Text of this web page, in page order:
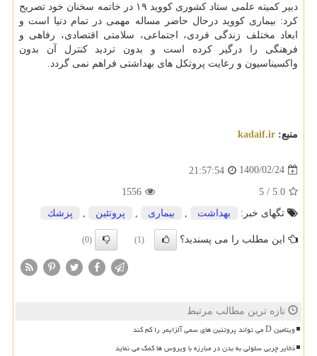
دبیر کمیته علمی ستاد کشوری کووید ۱۹ در خاتمه سخنان خود تصریح
کرد: بیماری کووید درحال حاضر مساله مهمی در تمام دنیا است و
ابعاد مختلف زندگی فردی، اجتماعی، سلامتی اقتصادی، رفاهی و
فرهنگی را درگیر کرده است و بدون تردید کنترل آن بدون
واکسیناسیون و رعایت پروتکل های بهداشتی فراهم نمی گردد.
منبع: kadaif.ir
1400/02/24
21:57:54
5.0
/
5
1556
تگهای خبر:
بهداشت بیماری پروتئین پزشك
این مطلب را می پسندید؟ (1)
(0)
تازه ترین مطالب مرتبط
ویتامین D می تواند پروتئین های سمی آلزایمر را کم کند
ذخایر چربی سلولی به بدن در مبارزه با ویروس ها کمک می نماید